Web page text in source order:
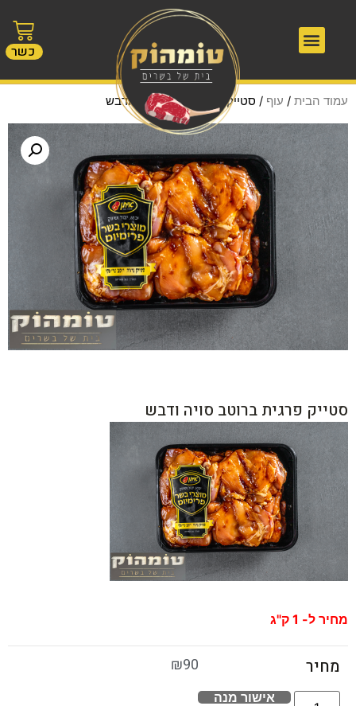
כשר
עמוד הבית / עוף / סטייק פרגית ברוטב סויה ודבש
סטייק פרגית ברוטב סויה ודבש
מחיר ל- 1 ק"ג
מחיר ₪90
אישור מנה